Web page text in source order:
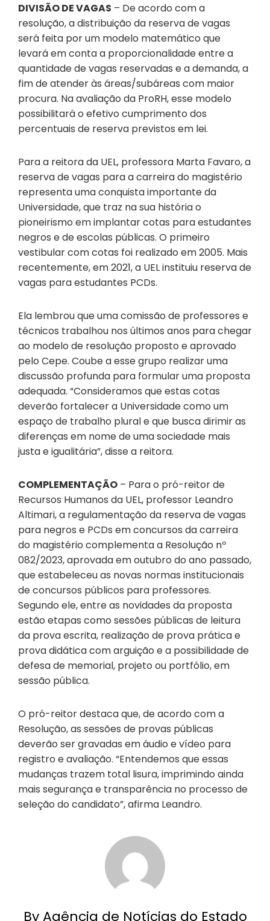
DIVISÃO DE VAGAS – De acordo com a
resolução, a distribuição da reserva de vagas
será feita por um modelo matemático que
levará em conta a proporcionalidade entre a
quantidade de vagas reservadas e a demanda, a
fim de atender às áreas/subáreas com maior
procura. Na avaliação da ProRH, esse modelo
possibilitará o efetivo cumprimento dos
percentuais de reserva previstos em lei.
Para a reitora da UEL, professora Marta Favaro, a
reserva de vagas para a carreira do magistério
representa uma conquista importante da
Universidade, que traz na sua história o
pioneirismo em implantar cotas para estudantes
negros e de escolas públicas. O primeiro
vestibular com cotas foi realizado em 2005. Mais
recentemente, em 2021, a UEL instituiu reserva de
vagas para estudantes PCDs.
Ela lembrou que uma comissão de professores e
técnicos trabalhou nos últimos anos para chegar
ao modelo de resolução proposto e aprovado
pelo Cepe. Coube a esse grupo realizar uma
discussão profunda para formular uma proposta
adequada. “Consideramos que estas cotas
deverão fortalecer a Universidade como um
espaço de trabalho plural e que busca dirimir as
diferenças em nome de uma sociedade mais
justa e igualitária”, disse a reitora.
COMPLEMENTAÇÃO – Para o pró-reitor de
Recursos Humanos da UEL, professor Leandro
Altimari, a regulamentação da reserva de vagas
para negros e PCDs em concursos da carreira
do magistério complementa a Resolução nº
082/2023, aprovada em outubro do ano passado,
que estabeleceu as novas normas institucionais
de concursos públicos para professores.
Segundo ele, entre as novidades da proposta
estão etapas como sessões públicas de leitura
da prova escrita, realização de prova prática e
prova didática com arguição e a possibilidade de
defesa de memorial, projeto ou portfólio, em
sessão pública.
O pró-reitor destaca que, de acordo com a
Resolução, as sessões de provas públicas
deverão ser gravadas em áudio e vídeo para
registro e avaliação. “Entendemos que essas
mudanças trazem total lisura, imprimindo ainda
mais segurança e transparência no processo de
seleção do candidato”, afirma Leandro.
By Agência de Notícias do Estado